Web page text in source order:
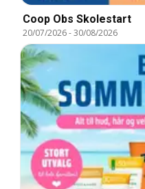
Coop Obs Skolestart
20/07/2026-30/08/2026